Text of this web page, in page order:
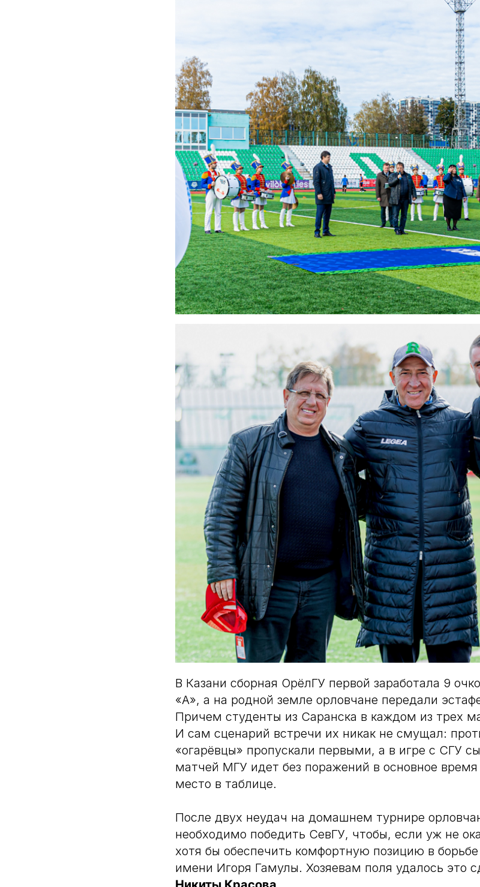
В Казани сборная ОрёлГУ первой заработала 9
«А», а на родной земле орловчане передали
Причем студенты из Саранска в каждом из трех
И сам сценарий встречи их никак не смущал:
«огарёвцы» пропускали первыми, а в игре с СГУ
матчей МГУ идет без поражений в основное
место в таблице.
После двух неудач на домашнем турнире
необходимо победить СевГУ, чтобы, если уж не
хотя бы обеспечить комфортную позицию в
имени Игоря Гамулы. Хозяевам поля удалось это